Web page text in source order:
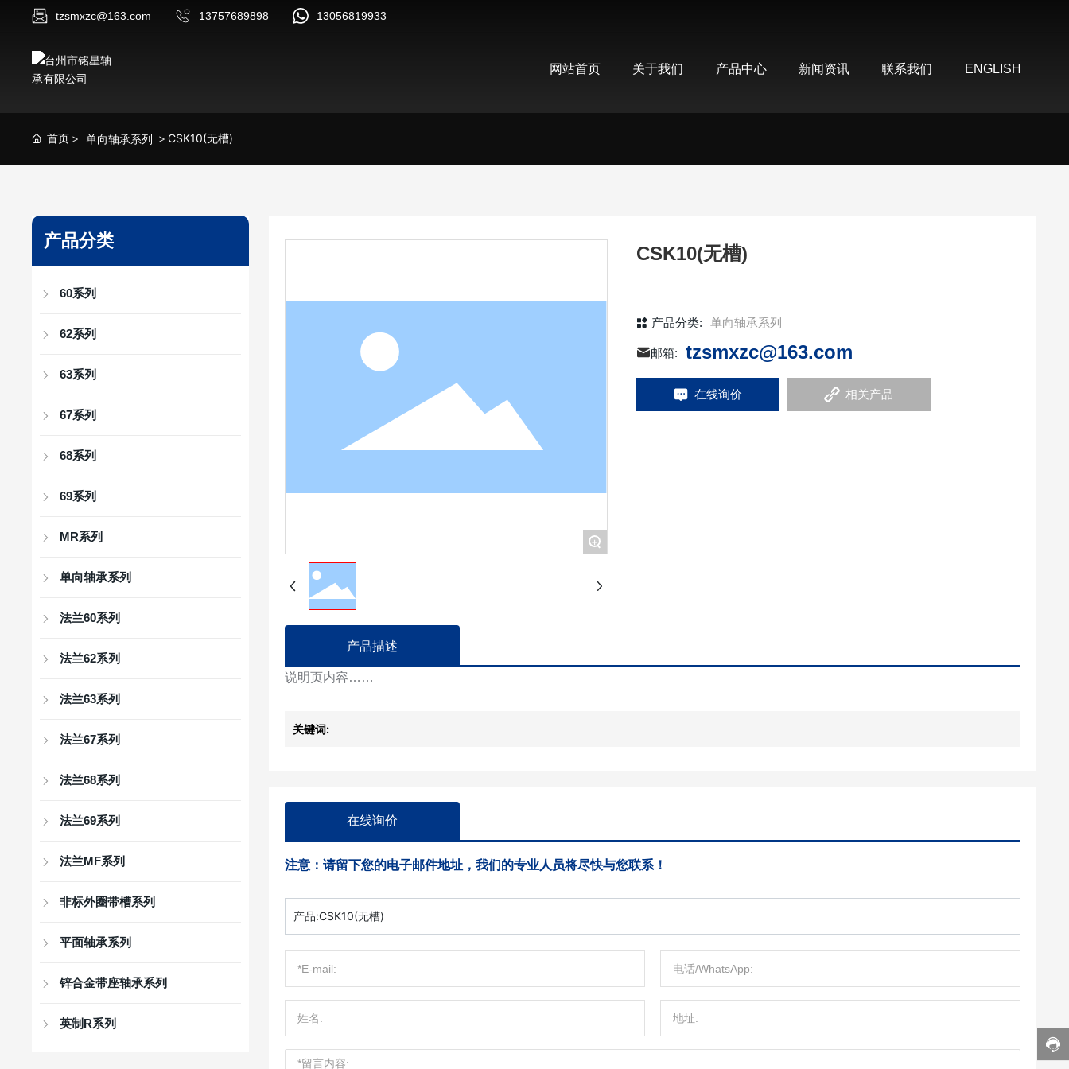
tzsmxzc@163.com 13757689898 13056819933
网站首页 关于我们 产品中心 新闻资讯 联系我们 ENGLISH
首页 单向轴承系列 CSK10(无槽)
产品分类
60系列
62系列
63系列
67系列
68系列
69系列
MR系列
单向轴承系列
法兰60系列
法兰62系列
法兰63系列
法兰67系列
法兰68系列
法兰69系列
法兰MF系列
非标外圈带槽系列
平面轴承系列
锌合金带座轴承系列
英制R系列
+
CSK10(无槽)
产品分类: 单向轴承系列
邮箱: tzsmxzc@163.com
在线询价 相关产品
产品描述
说明页内容……
关键词:
在线询价
注意：请留下您的电子邮件地址，我们的专业人员将尽快与您联系！
产品:CSK10(无槽)